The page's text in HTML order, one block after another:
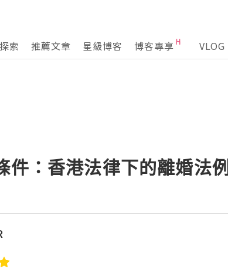
探索 推薦文章 星級博客 博客專享 VLOG
件：香港法律下的離婚法例